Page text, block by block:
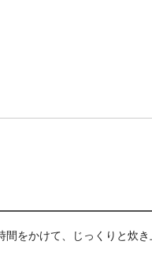
をかけて、じっくりと炊き